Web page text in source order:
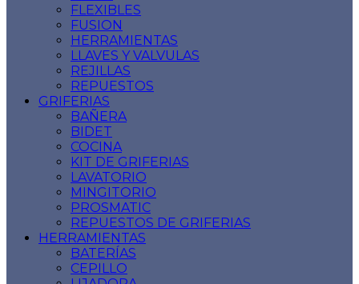
FLEXIBLES
FUSION
HERRAMIENTAS
LLAVES Y VALVULAS
REJILLAS
REPUESTOS
GRIFERIAS
BAÑERA
BIDET
COCINA
KIT DE GRIFERIAS
LAVATORIO
MINGITORIO
PROSMATIC
REPUESTOS DE GRIFERIAS
HERRAMIENTAS
BATERÍAS
CEPILLO